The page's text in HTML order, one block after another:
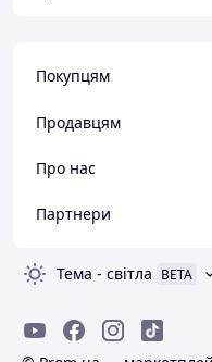
Покупцям
Продавцям
Про нас
Партнери
Тема - світла BETA